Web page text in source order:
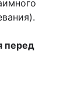
перед